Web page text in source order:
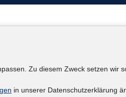
Zu diesem Zweck setzen wir
in unserer Datenschutzerklärung